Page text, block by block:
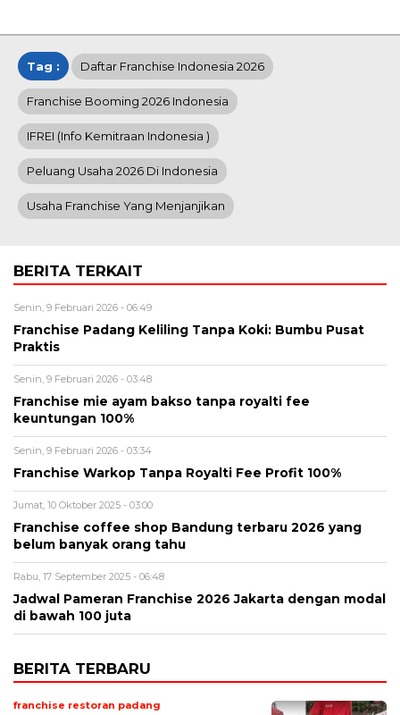
Tag : Daftar Franchise Indonesia 2026
Franchise Booming 2026 Indonesia
IFREI (info Kemitraan Indonesia )
Peluang Usaha 2026 Di Indonesia
Usaha Franchise Yang Menjanjikan
BERITA TERKAIT
Senin, 9 Februari 2026 - 06:49
Franchise Padang Keliling Tanpa Koki: Bumbu Pusat
Praktis
Senin, 9 Februari 2026 - 03:48
Franchise mie ayam bakso tanpa royalti fee
keuntungan 100%
Senin, 9 Februari 2026 - 03:34
Franchise Warkop Tanpa Royalti Fee Profit 100%
Jumat, 10 Oktober 2025 - 03:00
Franchise coffee shop Bandung terbaru 2026 yang
belum banyak orang tahu
Rabu, 17 September 2025 - 06:48
Jadwal Pameran Franchise 2026 Jakarta dengan modal
di bawah 100 juta
BERITA TERBARU
franchise restoran padang